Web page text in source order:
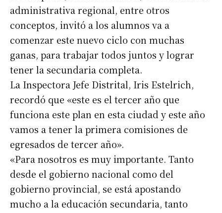
Suscribirme gratis
Dirección de correo electrónico *
Nombre
administrativa regional, entre otros
conceptos, invitó a los alumnos va a
comenzar este nuevo ciclo con muchas
ganas, para trabajar todos juntos y lograr
tener la secundaria completa.
La Inspectora Jefe Distrital, Iris Estelrich,
recordó que «este es el tercer año que
funciona este plan en esta ciudad y este año
vamos a tener la primera comisiones de
egresados de tercer año».
«Para nosotros es muy importante. Tanto
desde el gobierno nacional como del
gobierno provincial, se está apostando
mucho a la educación secundaria, tanto